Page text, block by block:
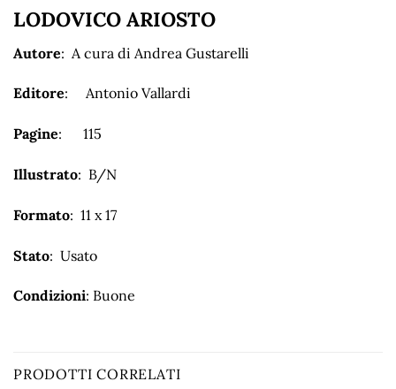
LODOVICO ARIOSTO
Autore: A cura di Andrea Gustarelli
Editore: Antonio Vallardi
Pagine: 115
Illustrato: B/N
Formato: 11 x 17
Stato: Usato
Condizioni: Buone
PRODOTTI CORRELATI